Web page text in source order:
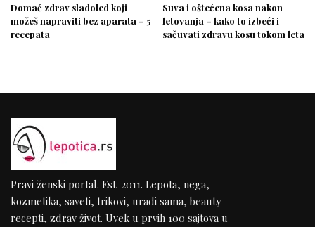
Domać zdrav sladoled koji
možeš napraviti bez aparata – 5
recepata
Suva i oštećena kosa nakon
letovanja – kako to izbeći i
sačuvati zdravu kosu tokom leta
Pravi ženski portal. Est. 2011. Lepota, nega,
kozmetika, saveti, trikovi, uradi sama, beauty
recepti, zdrav život. Uvek u prvih 100 sajtova u